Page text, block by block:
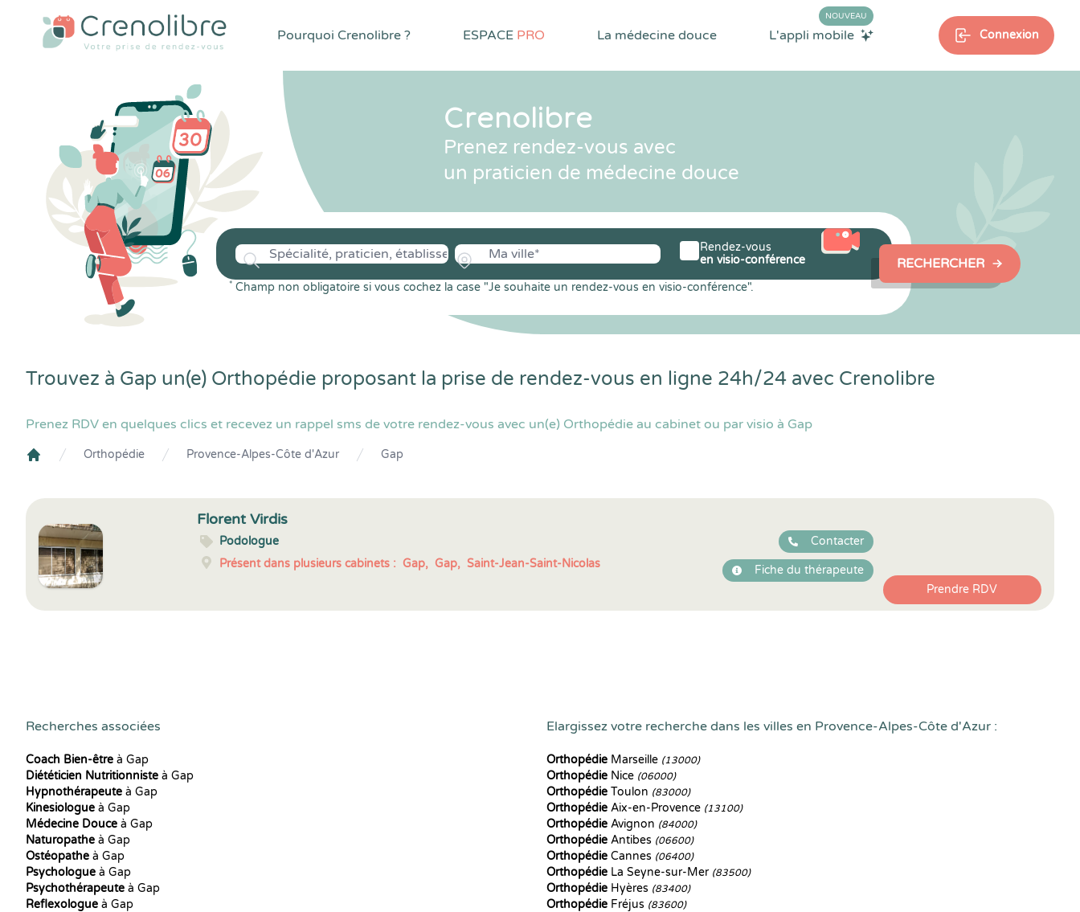
Pourquoi Crenolibre ? ESPACE PRO La médecine douce L'appli mobile
NOUVEAU
Connexion
Crenolibre
Prenez rendez-vous avec
un praticien de médecine douce
* Champ non obligatoire si vous cochez la case "Je souhaite un rendez-vous en visio-conférence".
Rendez-vous
en visio-conférence
RECHERCHER
Trouvez à Gap un(e) Orthopédie proposant la prise de rendez-vous en ligne 24h/24 avec Crenolibre
Prenez RDV en quelques clics et recevez un rappel sms de votre rendez-vous avec un(e) Orthopédie au cabinet ou par visio à Gap
Orthopédie Provence-Alpes-Côte d'Azur Gap
Florent Virdis
Podologue
Présent dans plusieurs cabinets : Gap, Gap, Saint-Jean-Saint-Nicolas
Contacter
Fiche du thérapeute
Prendre RDV
Recherches associées
Coach Bien-être à Gap
Diététicien Nutritionniste à Gap
Hypnothérapeute à Gap
Kinesiologue à Gap
Médecine Douce à Gap
Naturopathe à Gap
Ostéopathe à Gap
Psychologue à Gap
Psychothérapeute à Gap
Reflexologue à Gap
Elargissez votre recherche dans les villes en Provence-Alpes-Côte d'Azur :
Orthopédie Marseille (13000)
Orthopédie Nice (06000)
Orthopédie Toulon (83000)
Orthopédie Aix-en-Provence (13100)
Orthopédie Avignon (84000)
Orthopédie Antibes (06600)
Orthopédie Cannes (06400)
Orthopédie La Seyne-sur-Mer (83500)
Orthopédie Hyères (83400)
Orthopédie Fréjus (83600)